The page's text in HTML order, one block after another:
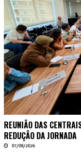
REUNIÃO DAS
REDUÇÃO DA JORNADA
07/08/2026